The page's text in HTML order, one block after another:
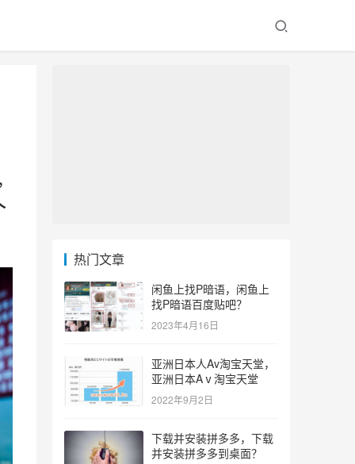
热门文章
闲鱼上找P暗语，闲鱼上
找P暗语百度贴吧？
2023年4月16日
亚洲日本人Av淘宝天堂，
亚洲日本Aⅴ淘宝天堂
2022年9月2日
下载并安装拼多多，下载
并安装拼多多到桌面？